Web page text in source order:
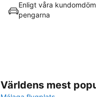
Enligt våra
pengarna
Världens mest